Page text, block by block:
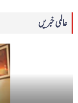
عالمی خبریں